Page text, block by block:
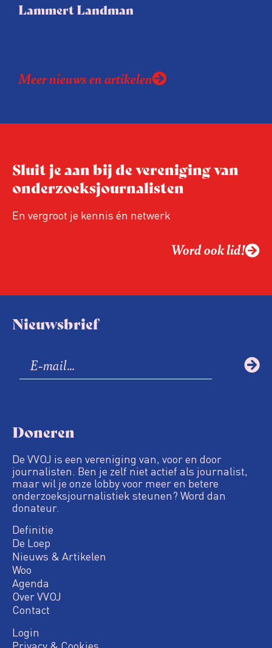
Lammert Landman
Meer nieuws en artikelen
Sluit je aan bij de vereniging van
onderzoeksjournalisten
En vergroot je kennis én netwerk
Word ook lid!
Nieuwsbrief
Doneren
De VVOJ is een vereniging van, voor en door
journalisten. Ben je zelf niet actief als journalist,
maar wil je onze lobby voor meer en betere
onderzoeksjournalistiek steunen? Word dan
donateur.
Definitie
De Loep
Nieuws & Artikelen
Woo
Agenda
Over VVOJ
Contact
Login
Privacy & Cookies